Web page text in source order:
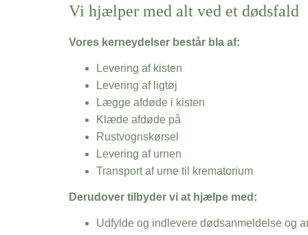
Vi hjælper med alt ved et dødsfald
Vores kerneydelser består bla af:
Levering af kisten
Levering af ligtøj
Lægge afdøde i kisten
Klæde afdøde på
Rustvognskørsel
Levering af urnen
Transport af urne til krematorium
Derudover tilbyder vi at hjælpe med:
Udfylde og indlevere dødsanmeldelse og